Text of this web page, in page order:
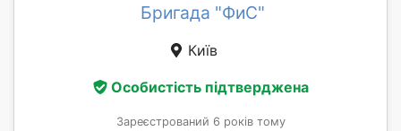
Бригада "ФиС"
Київ
Особистість підтверджена
Зареєстрований 6 років тому